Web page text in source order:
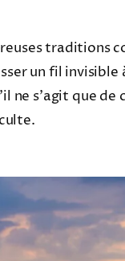
traditions
un fil
ne s’agit que